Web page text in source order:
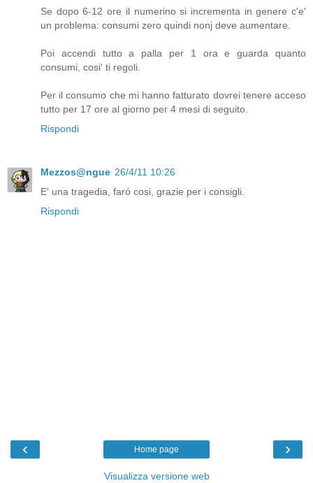
Se dopo 6-12 ore il numerino si incrementa in genere c'e'
un problema: consumi zero quindi nonj deve aumentare.
Poi accendi tutto a palla per 1 ora e guarda quanto
consumi, cosi' ti regoli.
Per il consumo che mi hanno fatturato dovrei tenere acceso
tutto per 17 ore al giorno per 4 mesi di seguito.
Rispondi
Mezzos@ngue 26/4/11 10:26
E' una tragedia, faró cosi, grazie per i consigli.
Rispondi
‹ ›
Home page
Visualizza versione web